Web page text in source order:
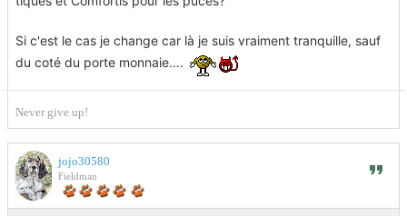
Si c'est le cas je change car là je suis vraiment tranquille, sauf
du coté du porte monnaie….
Never give up!
jojo30580
Fieldman